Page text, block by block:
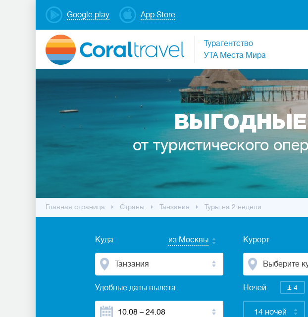
Google play App Store
Турагентство
УТА Места Мира
от туристического
Главная страница Cтраны Танзания Туры на 2 недели
Куда из Москвы
Танзания
Курорт
Выберите
Удобные даты вылета Ночей ±4
14 ночей